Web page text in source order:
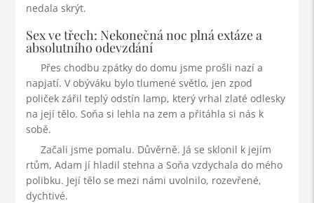
nedala skrýt.
Sex ve třech: Nekonečná noc plná extáze a
absolutního odevzdání
Přes chodbu zpátky do domu jsme prošli nazí a
napjatí. V obýváku bylo tlumené světlo, jen zpod
poliček zářil teplý odstín lamp, který vrhal zlaté odlesky
na její tělo. Soňa si lehla na zem a přitáhla si nás k
sobě.
Začali jsme pomalu. Důvěrně. Já se sklonil k jejím
rtům, Adam jí hladil stehna a Soňa vzdychala do mého
polibku. Její tělo se mezi námi uvolnilo, rozevřené,
dychtivé.